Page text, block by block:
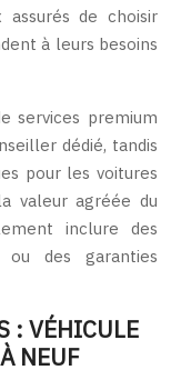
de choisir
à leurs besoins
services premium
dédié, tandis
pour les voitures
valeur agréée du
inclure des
ou des garanties
: VÉHICULE
NEUF